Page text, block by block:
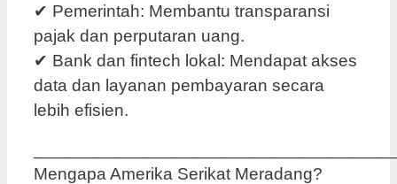
✔ Pemerintah: Membantu transparansi
pajak dan perputaran uang.
✔ Bank dan fintech lokal: Mendapat akses
data dan layanan pembayaran secara
lebih efisien.
Mengapa Amerika Serikat Meradang?